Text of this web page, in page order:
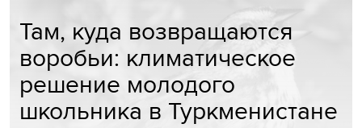
Там, куда возвращаются
воробьи: климатическое
решение молодого
школьника в Туркменистане